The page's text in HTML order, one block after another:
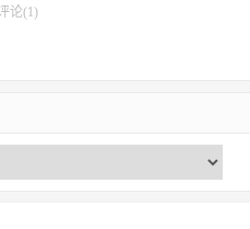
论(1)